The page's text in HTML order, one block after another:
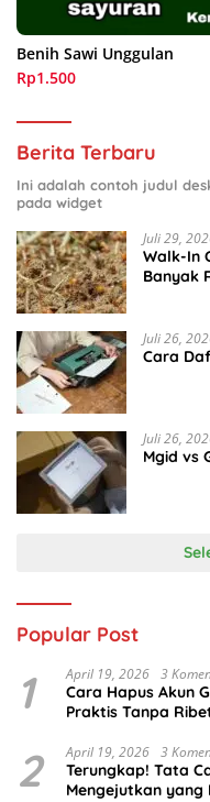
Benih Sawi Unggulan
Rp1.500
Berita Terbaru
Ini adalah contoh judul
pada widget
Juli 29,
Walk-In
Banyak
Juli 26,
Cara
Juli 26,
Mgid vs
Popular Post
1 April 19, 2026 3
Cara Hapus Akun
Praktis Tanpa
2 April 19, 2026 3
Terungkap! Tata
Mengejutkan yang